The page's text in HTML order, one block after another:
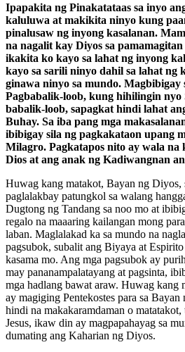
Ipapakita ng Pinakatataas sa inyo
kaluluwa at makikita ninyo kung
pinalusaw ng inyong kasalanan.
na nagalit kay Diyos sa
ikakita ko kayo sa lahat ng inyong
kayo sa sarili ninyo dahil sa lahat ng
ginawa ninyo sa mundo. Magbibigay
Pagbabalik-loob, kung hihilingin nyo
babalik-loob, sapagkat hindi lahat
Buhay. Sa iba pang mga
ibibigay sila ng pagkakataon upang
Milagro. Pagkatapos nito ay wala
Dios at ang anak ng Kadiwangnan
Huwag kang matakot, Bayan ng Diyos,
paglalakbay patungkol sa walang
Dugtong ng Tandang sa noo mo at
regalo na maaaring kailangan mong
laban. Maglalakad ka sa mundo na
pagsubok, subalit ang Biyaya at
kasama mo. Ang mga pagsubok ay
may pananampalatayang at pagsinta,
mga hadlang bawat araw. Huwag kang
ay magiging Pentekostes para sa
hindi na makakaramdaman o
Jesus, ikaw din ay magpapahayag sa
dumating ang Kaharian ng Diyos.